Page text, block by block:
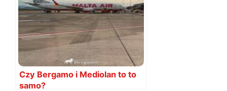
Czy Bergamo i Mediolan to to
samo?